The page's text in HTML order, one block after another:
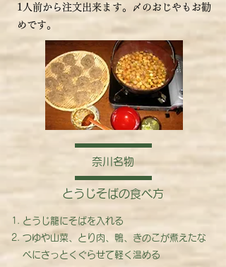
1人前から注文出来ます。〆のおじやもお勧
めです。
奈川名物
とうじそばの食べ方
とうじ籠にそばを入れる
つゆや山菜、とり肉、鴨、きのこが煮えたな
べにさっとくぐらせて軽く温める